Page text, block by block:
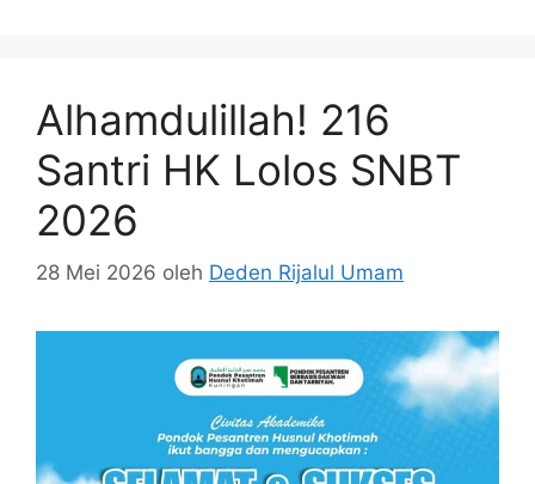
Alhamdulillah! 216
Santri HK Lolos SNBT
2026
28 Mei 2026 oleh Deden Rijalul Umam